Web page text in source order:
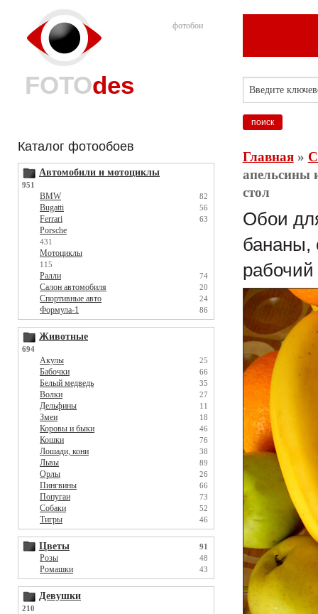
фотобои
FOTOdes
Каталог фотообоев
Автомобили и мотоциклы
951
BMW 82
Bugatti 56
Ferrari 63
Porsche
431
Мотоциклы
115
Ралли 74
Салон автомобиля 20
Спортивные авто 24
Формула-1 86
Животные
694
Акулы 25
Бабочки 66
Белый медведь 35
Волки 27
Дельфины 11
Змеи 18
Коровы и быки 46
Кошки 76
Лошади, кони 38
Львы 89
Орлы 26
Пингвины 66
Попугаи 73
Собаки 52
Тигры 46
Цветы 91
Розы 48
Ромашки 43
Девушки
210
Главная»
апельсины
стол
Обои
бананы,
рабочий